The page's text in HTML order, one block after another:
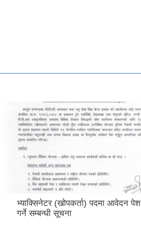
भ्याक्सिनेटर (खोपकर्ता) पदमा आवेदन पेश
गर्ने सम्बन्धी सूचना